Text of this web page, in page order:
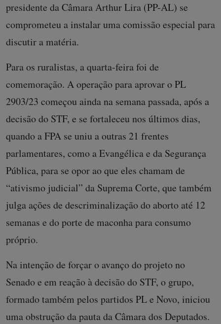
presidente da Câmara Arthur Lira (PP-AL) se
comprometeu a instalar uma comissão especial para
discutir a matéria.
Para os ruralistas, a quarta-feira foi de
comemoração. A operação para aprovar o PL
2903/23 começou ainda na semana passada, após a
decisão do STF, e se fortaleceu nos últimos dias,
quando a FPA se uniu a outras 21 frentes
parlamentares, como a Evangélica e da Segurança
Pública, para se opor ao que eles chamam de
“ativismo judicial” da Suprema Corte, que também
julga ações de descriminalização do aborto até 12
semanas e do porte de maconha para consumo
próprio.
Na intenção de forçar o avanço do projeto no
Senado e em reação à decisão do STF, o grupo,
formado também pelos partidos PL e Novo, iniciou
uma obstrução da pauta da Câmara dos Deputados.